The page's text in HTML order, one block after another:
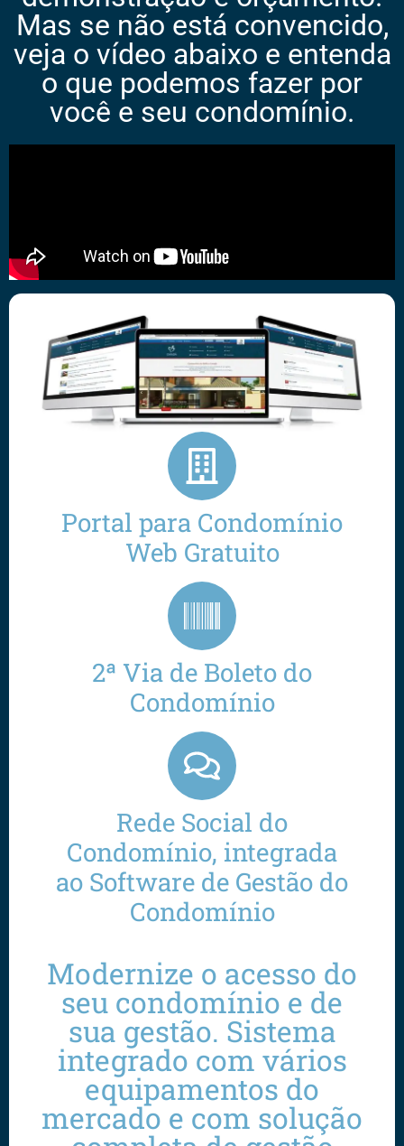
Mas se não está convencido,
veja o vídeo abaixo e entenda
o que podemos fazer por
você e seu condomínio.
Portal para Condomínio
Web Gratuito
2ª Via de Boleto do
Condomínio
Rede Social do
Condomínio, integrada
ao Software de Gestão do
Condomínio
Modernize o acesso do
seu condomínio e de
sua gestão. Sistema
integrado com vários
equipamentos do
mercado e com solução